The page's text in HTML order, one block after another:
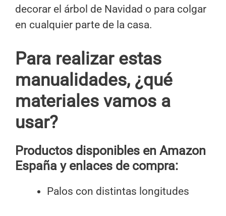
decorar el árbol de Navidad o para colgar
en cualquier parte de la casa.
Para realizar estas
manualidades, ¿qué
materiales vamos a
usar?
Productos disponibles en Amazon
España y enlaces de compra:
Palos con distintas longitudes